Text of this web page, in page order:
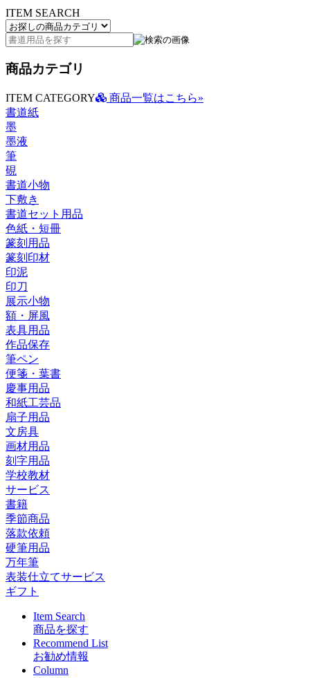
ITEM SEARCH
商品カテゴリ
ITEM CATEGORY
商品一覧はこちら»
書道紙
墨
墨液
筆
硯
書道小物
下敷き
書道セット用品
色紙・短冊
篆刻用品
篆刻印材
印泥
印刀
展示小物
額・屏風
表具用品
作品保存
筆ペン
便箋・葉書
慶事用品
和紙工芸品
扇子用品
文房具
画材用品
刻字用品
学校教材
サービス
書籍
季節商品
落款依頼
硬筆用品
万年筆
表装仕立てサービス
ギフト
Item Search
商品を探す
Recommend List
お勧め情報
Column